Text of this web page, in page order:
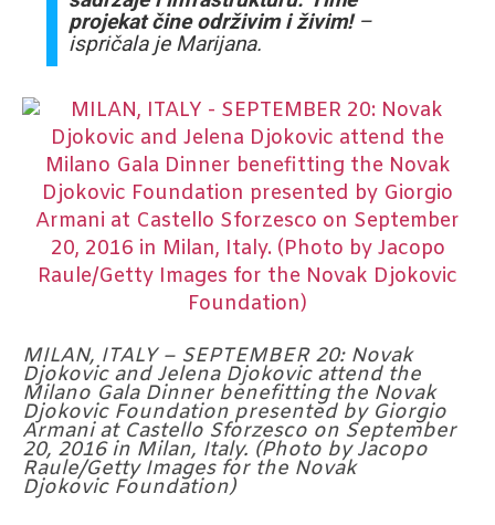
projekat čine održivim i živim!–
ispričala je Marijana.
MILAN, ITALY – SEPTEMBER 20: Novak
Djokovic and Jelena Djokovic attend the
Milano Gala Dinner benefitting the Novak
Djokovic Foundation presented by Giorgio
Armani at Castello Sforzesco on September
20, 2016 in Milan, Italy. (Photo by Jacopo
Raule/Getty Images for the Novak
Djokovic Foundation)